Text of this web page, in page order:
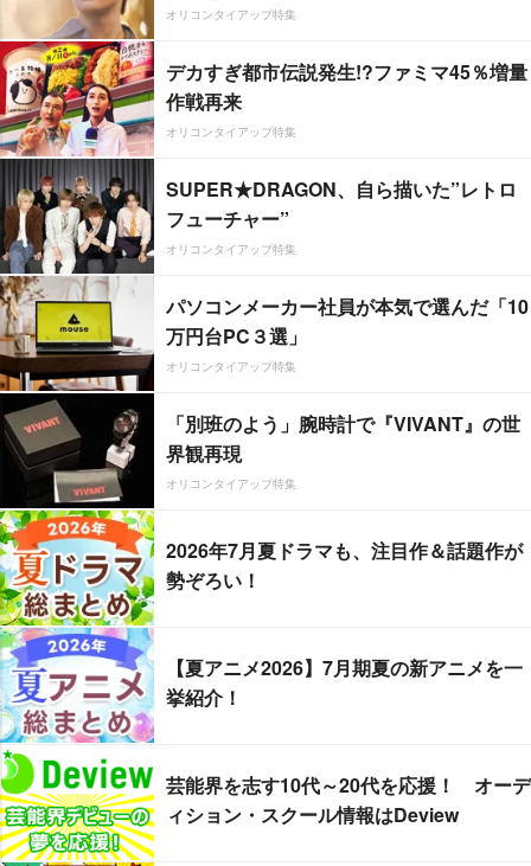
オリコンタイアップ特集
デカすぎ都市伝説発生!?ファミマ45％増量
作戦再来
オリコンタイアップ特集
SUPER★DRAGON、自ら描いた”レトロ
フューチャー”
オリコンタイアップ特集
パソコンメーカー社員が本気で選んだ「10
万円台PC３選」
オリコンタイアップ特集
「別班のよう」腕時計で『VIVANT』の世
界観再現
オリコンタイアップ特集
2026年7月夏ドラマも、注目作＆話題作が
勢ぞろい！
【夏アニメ2026】7月期夏の新アニメを一
挙紹介！
芸能界を志す10代～20代を応援！ オーデ
ィション・スクール情報はDeview